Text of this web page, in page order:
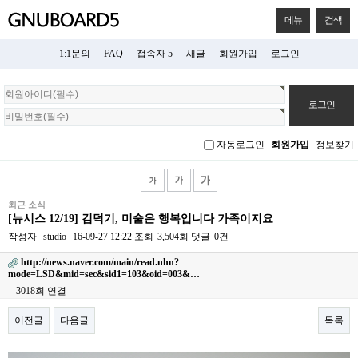
메뉴 검색
1:1문의 FAQ 접속자 5 새글 회원가입 로그인
회
원
로
자동로그인 회원가입 정보찾기
최근 소식
[뉴시스 12/19] 김덕기, 미술은 행복입니다 가족이지요
작성자 studio 16-09-27 12:22 조회 3,504회 댓글 0건
http://news.naver.com/main/read.nhn?
mode=LSD&mid=sec&sid1=103&oid=003&…
3018회 연결
이전글 다음글 목록